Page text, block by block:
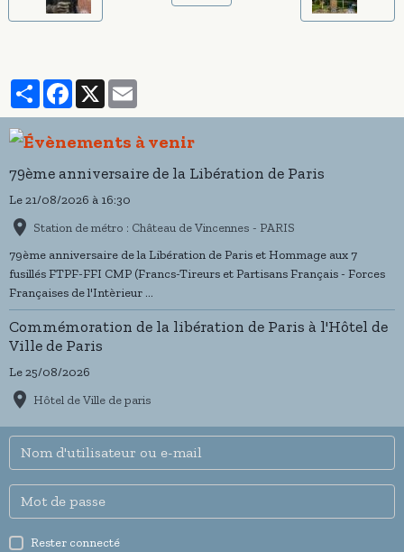
PartagerFacebook
X
79ème anniversaire de la Libération de Paris
Le 21/08/2026 à 16:30
Station de métro : Château de Vincennes - PARIS
79ème anniversaire de la Libération de Paris et Hommage aux 7
fusillés FTPF-FFI CMP (Francs-Tireurs et Partisans Français - Forces
Françaises de l'Intèrieur ...
Commémoration de la libération de Paris à l'Hôtel de
Ville de Paris
Le 25/08/2026
Hôtel de Ville de paris
Rester connecté